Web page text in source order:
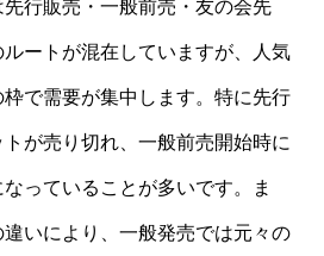
行販売・一般前売・友の会先
ートが混在していますが、人気
で需要が集中します。特に先行
が売り切れ、一般前売開始時に
っていることが多いです。ま
いにより、一般発売では元々の